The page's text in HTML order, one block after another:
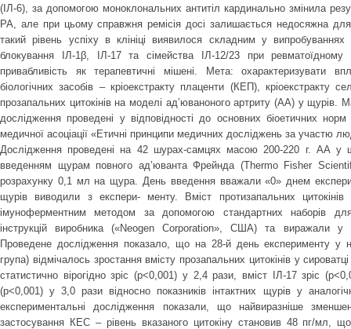
(ІЛ-6), за допомогою моноклональних антитіл кардинально змінила
РА, але при цьому справжня ремісія досі залишається недосяжна для
такий рівень успіху в клініці виявилося складним у випробуваннях
блокування ІЛ-1β, ІЛ-17 та сімейства ІЛ-12/23 при
привабливість як терапевтичні мішені. Мета: охарактеризувати
біологічних засобів – кріоекстракту плаценти (КЕП), кріоекстракту
прозапальних цитокінів на моделі ад’юваноного артриту (AA) у щурів.
дослідження проведені у відповідності до основних біоетичних норм
медичної асоціації «Етичні принципи медичних досліджень за участю
Дослідження проведені на 42 шурах-самцях масою 200-220 г. АА у
введенням щурам повного ад’юванта Фрейнда (Thermo Fisher
розрахунку 0,1 мл на щура. День введення вважали «0» днем
щурів виводили з експери- менту. Вміст протизапальних
імуноферментним методом за допомогою стандартних наборів для
інструкцій виробника («Neogen Corporation», США) та виражали у
Проведене дослідження показало, що на 28-й день експерименту у
група) відмічалось зростання вмісту прозапальних цитокінів у
статистично вірогідно зріс (р<0,001) у 2,4 рази, вміст ІЛ-17 зріс
(р<0,001) у 3,0 рази відносно показників інтактних щурів у
експериментальні дослідження показали, що найвиразніше
застосування КЕС – рівень вказаного цитокіну становив 48 пг/мл,